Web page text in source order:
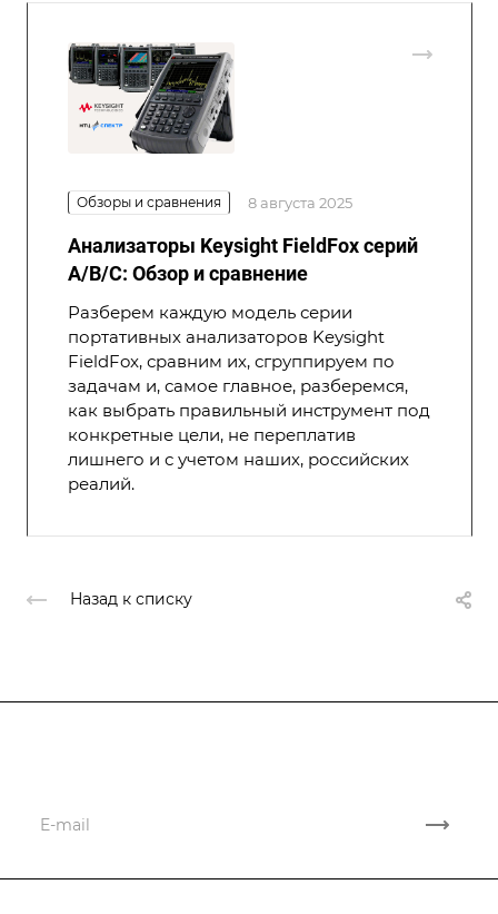
Обзоры и сравнения 8 августа 2025
Анализаторы Keysight FieldFox серий
A/B/C: Обзор и сравнение
Разберем каждую модель серии
портативных анализаторов Keysight
FieldFox, сравним их, сгруппируем по
задачам и, самое главное, разберемся,
как выбрать правильный инструмент под
конкретные цели, не переплатив
лишнего и с учетом наших, российских
реалий.
Назад к списку